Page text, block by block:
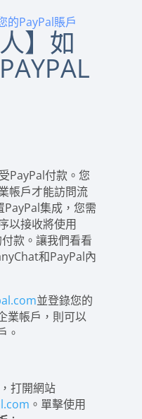
的PayPal賬戶
】如
PayPal付款。您
帳戶才能訪問流
PayPal集成，您需
以接收將使用
款。讓我們看看
和PayPal內
並登錄您的
業帳戶，則可以
。
打開網站
。單擊使用